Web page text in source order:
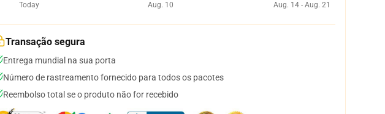
Today
Aug. 10
Aug. 14 - Aug. 21
Transação segura
Entrega mundial na sua porta
Número de rastreamento fornecido para todos os pacotes
Reembolso total se o produto não for recebido